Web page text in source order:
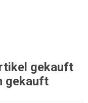
gekauft
gekauft